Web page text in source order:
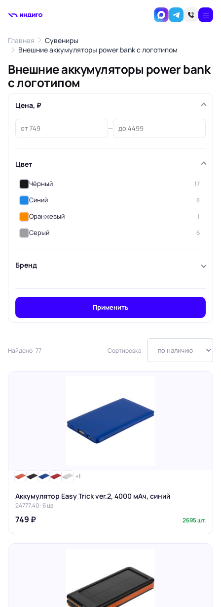
Главная
Сувениры
Внешние аккумуляторы power bank с логотипом
Внешние аккумуляторы power bank
с логотипом
Цена, ₽
—
Цвет
Чёрный 17
Синий 8
Оранжевый 1
Серый 6
Бренд
Применить
Найдено: 77 Сортировка:
+1
Аккумулятор Easy Trick ver.2, 4000 мАч, синий
24777.40 · 6 цв.
749 ₽ 2695 шт.